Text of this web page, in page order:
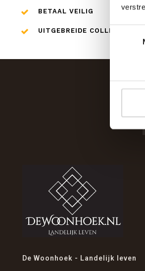
BETAAL VEILIG
UITGEBREIDE COLLECTIE
De Woonhoek - Landelijk leven